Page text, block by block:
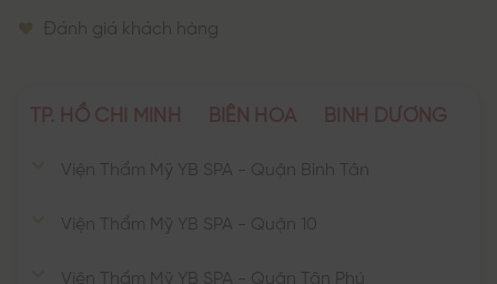
Đánh giá khách hàng
TP. HỒ CHÍ MINH BIÊN HÒA BÌNH DƯƠNG
Viện Thẩm Mỹ YB SPA - Quận Bình Tân
Viện Thẩm Mỹ YB SPA - Quận 10
Viện Thẩm Mỹ YB SPA - Quận Tân Phú